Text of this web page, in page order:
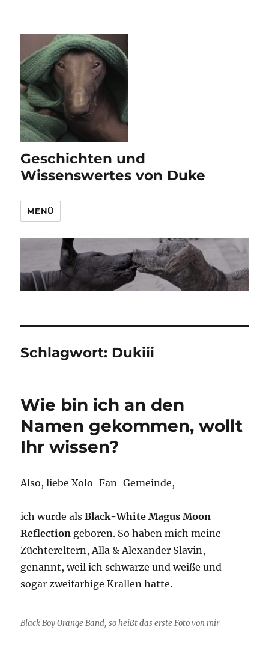
Geschichten und
Wissenswertes von Duke
MENÜ
Schlagwort: Dukiii
Wie bin ich an den
Namen gekommen, wollt
Ihr wissen?
Also, liebe Xolo-Fan-Gemeinde,
ich wurde alsBlack-White Magus Moon
Reflection geboren. So haben mich meine
Züchtereltern, Alla & Alexander Slavin,
genannt, weil ich schwarze und weiße und
sogar zweifarbige Krallen hatte.
Black Boy Orange Band, so heißt das erste Foto von mir